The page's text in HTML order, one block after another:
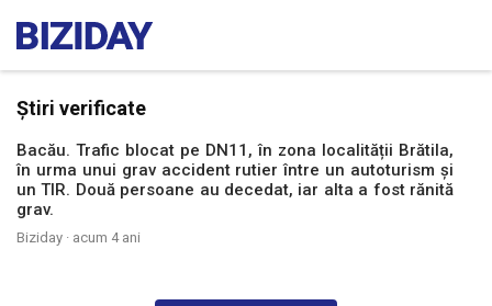
Știri verificate
Bacău. Trafic blocat pe DN11, în zona localității Brătila,
în urma unui grav accident rutier între un autoturism și
un TIR. Două persoane au decedat, iar alta a fost rănită
grav.
Biziday · acum 4 ani